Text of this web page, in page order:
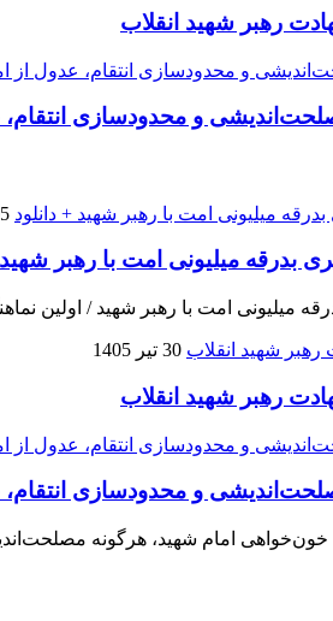
رهبر شهید انقلاب
و محدودسازی
05
بدرقه میلیونی امت با رهبر شهید
میلیونی امت با رهبر شهید / اولین
30 تیر 1405
رهبر شهید انقلاب
و محدودسازی
امام شهید، هرگونه